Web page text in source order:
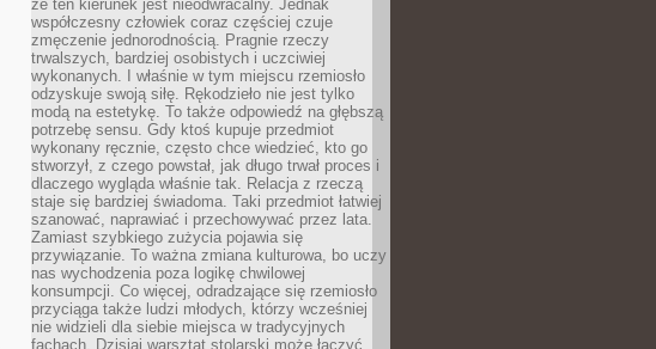
że ten kierunek jest nieodwracalny. Jednak
współczesny człowiek coraz częściej czuje
zmęczenie jednorodnością. Pragnie rzeczy
trwalszych, bardziej osobistych i uczciwiej
wykonanych. I właśnie w tym miejscu rzemiosło
odzyskuje swoją siłę. Rękodzieło nie jest tylko
modą na estetykę. To także odpowiedź na głębszą
potrzebę sensu. Gdy ktoś kupuje przedmiot
wykonany ręcznie, często chce wiedzieć, kto go
stworzył, z czego powstał, jak długo trwał proces i
dlaczego wygląda właśnie tak. Relacja z rzeczą
staje się bardziej świadoma. Taki przedmiot łatwiej
szanować, naprawiać i przechowywać przez lata.
Zamiast szybkiego zużycia pojawia się
przywiązanie. To ważna zmiana kulturowa, bo uczy
nas wychodzenia poza logikę chwilowej
konsumpcji. Co więcej, odradzające się rzemiosło
przyciąga także ludzi młodych, którzy wcześniej
nie widzieli dla siebie miejsca w tradycyjnych
fachach. Dzisiaj warsztat stolarski może łączyć